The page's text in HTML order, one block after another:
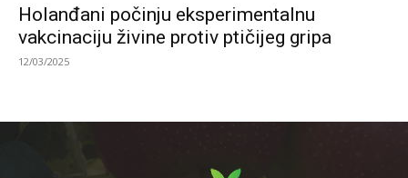
Holanđani počinju eksperimentalnu
vakcinaciju živine protiv ptičijeg gripa
12/03/2025